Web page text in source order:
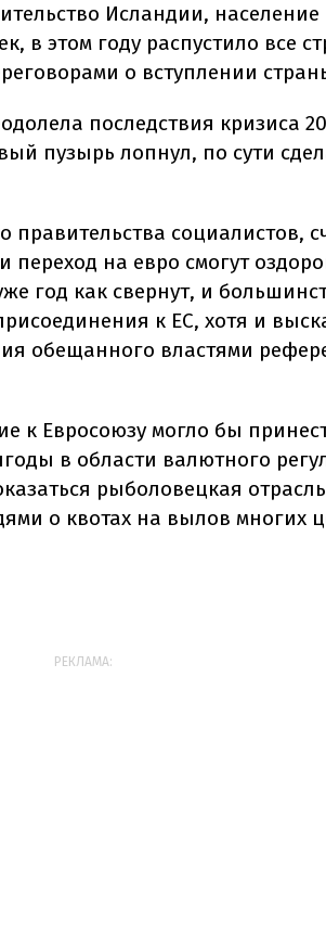
Исландии, население
в этом году распустило все
о вступлении
последствия кризиса
пузырь лопнул, по сути
правительства социалистов,
переход на евро смогут
год как свернут, и
к ЕС, хотя и
обещанного властями
к Евросоюзу могло бы
в области валютного
рыболовецкая
о квотах на вылов многих
РЕКЛАМА: